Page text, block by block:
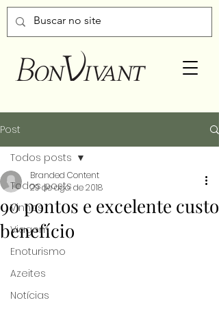
Post
Todos posts
Vinhos
Viagem
Enoturismo
Azeites
Notícias
Todos posts
90 pontos e excelente custo
benefício
Branded Content
29 de ago. de 2018